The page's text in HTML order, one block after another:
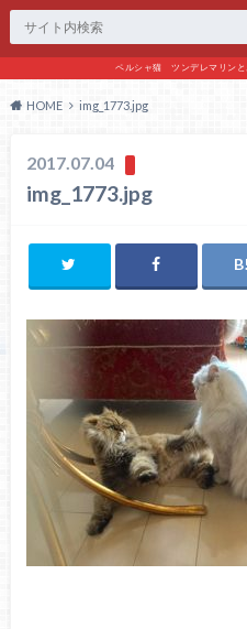
ペルシャ猫 ツンデレマリンと
HOME img_1773.jpg
2017.07.04
img_1773.jpg